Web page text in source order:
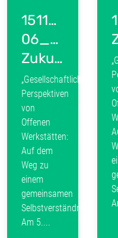
151105-
Zukunftsworkshop_04_Ergebnisprotokoll
„Gesellschaftliche
Perspektiven
von
Offenen
Werkstätten:
Auf dem
Weg zu
einem
gemeinsamen
Selbstverständnis“
Am 5....